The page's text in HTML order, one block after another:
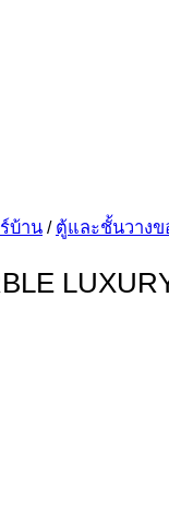
บ้าน / ตู้และชั้นวางข